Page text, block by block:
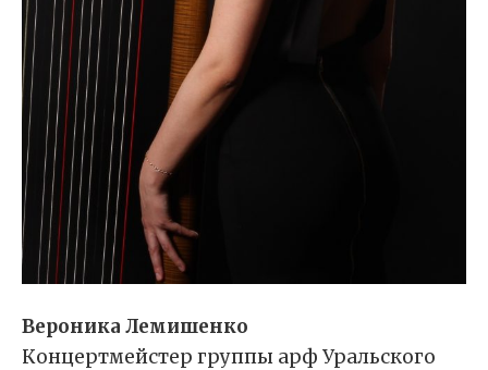
Вероника Лемишенко
Концертмейстер группы арф Уральского